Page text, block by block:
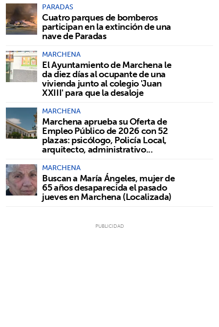
PARADAS
Cuatro parques de bomberos
participan en la extinción de una
nave de Paradas
MARCHENA
El Ayuntamiento de Marchena le
da diez días al ocupante de una
vivienda junto al colegio 'Juan
XXIII' para que la desaloje
MARCHENA
Marchena aprueba su Oferta de
Empleo Público de 2026 con 52
plazas: psicólogo, Policía Local,
arquitecto, administrativo...
MARCHENA
Buscan a María Ángeles, mujer de
65 años desaparecida el pasado
jueves en Marchena (Localizada)